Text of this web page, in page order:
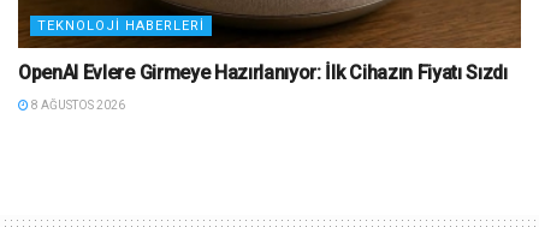
TEKNOLOJI HABERLERI
OpenAI Evlere Girmeye Hazırlanıyor: İlk Cihazın Fiyatı Sızdı
8 AĞUSTOS 2026